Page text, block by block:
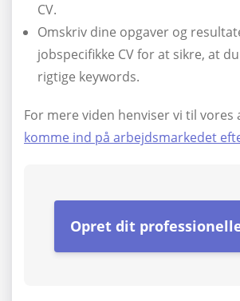
CV.
Omskriv dine opgaver og
jobspecifikke CV for at sikre, at
rigtige keywords.
For mere viden henviser vi til vores
komme ind på arbejdsmarkedet
Opret dit